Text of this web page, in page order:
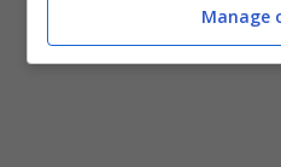
Manage